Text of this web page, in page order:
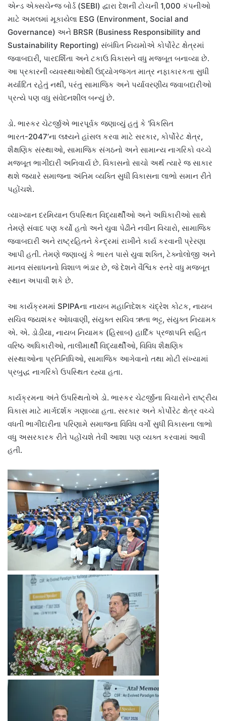
એન્ડ એક્સચેન્જ બોર્ડ (SEBI) દ્વારા દેશની ટોચની 1,000 કંપનીઓ
માટે અમલમાં મૂકાયેલા ESG (Environment, Social and
Governance) અને BRSR (Business Responsibility and
Sustainability Reporting) સંબંધિત નિયમોએ કોર્પોરેટ ક્ષેત્રમાં
જવાબદારી, પારદર્શિતા અને ટકાઉ વિકાસને વધુ મજબૂત બનાવ્યા છે.
આ પ્રકારની વ્યવસ્થાઓથી ઉદ્યોગજગત માત્ર નફાકારકતા સુધી
મર્યાદિત રહેતું નથી, પરંતુ સામાજિક અને પર્યાવરણીય જવાબદારીઓ
પ્રત્યે પણ વધુ સંવેદનશીલ બન્યું છે.
ડો. ભાસ્કર ચેટર્જીએ ભારપૂર્વક જણાવ્યું હતું કે ‘વિકસિત
ભારત-2047’ના લક્ષ્યને હાંસલ કરવા માટે સરકાર, કોર્પોરેટ ક્ષેત્ર,
શૈક્ષણિક સંસ્થાઓ, સામાજિક સંગઠનો અને સામાન્ય નાગરિકો વચ્ચે
મજબૂત ભાગીદારી અનિવાર્ય છે. વિકાસનો સાચો અર્થ ત્યારે જ સાકાર
થશે જ્યારે સમાજના અંતિમ વ્યક્તિ સુધી વિકાસના લાભો સમાન રીતે
પહોંચશે.
વ્યાખ્યાન દરમિયાન ઉપસ્થિત વિદ્યાર્થીઓ અને અધિકારીઓ સાથે
તેમણે સંવાદ પણ કર્યો હતો અને યુવા પેઢીને નવીન વિચારો, સામાજિક
જવાબદારી અને રાષ્ટ્રહિતને કેન્દ્રમાં રાખીને કાર્ય કરવાની પ્રેરણા
આપી હતી. તેમણે જણાવ્યું કે ભારત પાસે યુવા શક્તિ, ટેક્નોલોજી અને
માનવ સંસાધનનો વિશાળ ભંડાર છે, જે દેશને વૈશ્વિક સ્તરે વધુ મજબૂત
સ્થાન અપાવી શકે છે.
આ કાર્યક્રમમાં SPIPAના નાયબ મહાનિદેશક ચંદ્રેશ કોટક, નાયબ
સચિવ જયશંકર ઓધવાણી, સંયુક્ત સચિવ ઋતા ભટ્ટ, સંયુક્ત નિયામક
એ. એ. ડોડીયા, નાયબ નિયામક (હિસાબ) હાર્દિક પ્રજાપતિ સહિત
વરિષ્ઠ અધિકારીઓ, તાલીમાર્થી વિદ્યાર્થીઓ, વિવિધ શૈક્ષણિક
સંસ્થાઓના પ્રતિનિધિઓ, સામાજિક આગેવાનો તથા મોટી સંખ્યામાં
પ્રબુદ્ધ નાગરિકો ઉપસ્થિત રહ્યા હતા.
કાર્યક્રમના અંતે ઉપસ્થિતોએ ડો. ભાસ્કર ચેટર્જીના વિચારોને રાષ્ટ્રીય
વિકાસ માટે માર્ગદર્શક ગણાવ્યા હતા. સરકાર અને કોર્પોરેટ ક્ષેત્ર વચ્ચે
વધતી ભાગીદારીના પરિણામે સમાજના વિવિધ વર્ગો સુધી વિકાસના લાભો
વધુ અસરકારક રીતે પહોંચશે તેવી આશા પણ વ્યક્ત કરવામાં આવી
હતી.